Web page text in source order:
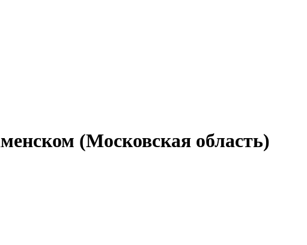
(Московская область)